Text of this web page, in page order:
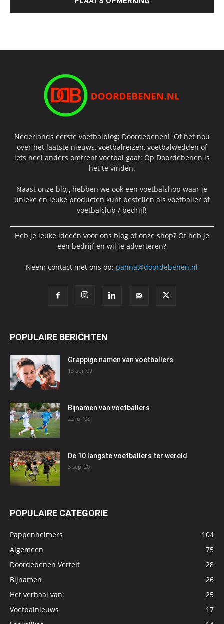
Nederlands eerste voetbalblog; Doordebenen! Of het nou
over het laatste nieuws, voetbalreizen, voetbalwedden of
iets heel anders omtrent voetbal gaat: Op Doordebenen is
het te vinden.
Naast onze blog hebben we ook een voetbalshop waar je
unieke en leuke producten kunt bestellen als voetballer of
voetbalclub / bedrijf!
Heb je leuke ideeën voor ons blog of onze shop? Of heb je
een bedrijf en wil je adverteren?
Neem contact met ons op: panna@doordebenen.nl
POPULAIRE BERICHTEN
Grappige namen van voetballers
13 apr ’09
Bijnamen van voetballers
22 jul ’08
De 10 langste voetballers ter wereld
3 sep ’20
POPULAIRE CATEGORIE
Pappenheimers
104
Algemeen
75
Doordebenen Vertelt
28
Bijnamen
26
Het verhaal van:
25
Voetbalnieuws
17